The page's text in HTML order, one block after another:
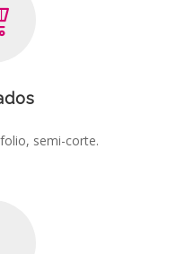
semi-corte.